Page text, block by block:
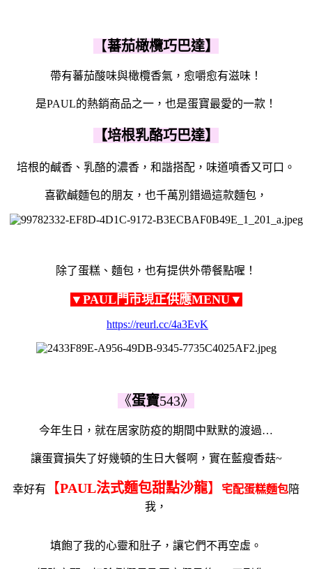
【蕃茄橄欖巧巴達】
帶有蕃茄酸味與橄欖香氣，愈嚼愈有滋味！
是PAUL的熱銷商品之一，也是蛋寶最愛的一款！
【培根乳酪巧巴達】
培根的鹹香、乳酪的濃香，和諧搭配，味道噴香又可口。
喜歡鹹麵包的朋友，也千萬別錯過這款麵包，
除了蛋糕、麵包，也有提供外帶餐點喔！
▼PAUL門市現正供應MENU▼
https://reurl.cc/4a3EvK
《蛋寶543》
今年生日，就在居家防疫的期間中默默的渡過…
讓蛋寶損失了好幾頓的生日大餐啊，實在藍瘦香菇~
幸好有 【PAUL法式麵包甜點沙龍】 宅配蛋糕麵包陪
我，
填飽了我的心靈和肚子，讓它們不再空虛。